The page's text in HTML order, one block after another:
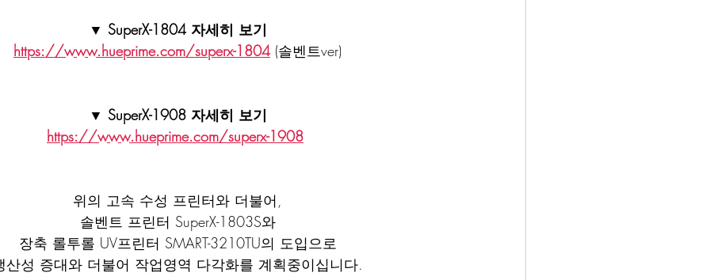
▼ SuperX-1804 자세히 보기
https://www.hueprime.com/superx-1804 (솔벤트ver)
▼ SuperX-1908 자세히 보기
https://www.hueprime.com/superx-1908
위의 고속 수성 프린터와 더불어,
솔벤트 프린터 SuperX-1803S와
장축 롤투롤 UV프린터 SMART-3210TU의 도입으로
산성 증대와 더불어 작업영역 다각화를 계획중이십니다.